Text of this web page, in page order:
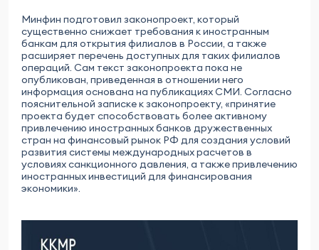
Минфин подготовил законопроект, который
существенно снижает требования к иностранным
банкам для открытия филиалов в России, а также
расширяет перечень доступных для таких филиалов
операций. Сам текст законопроекта пока не
опубликован, приведенная в отношении него
информация основана на публикациях СМИ. Согласно
пояснительной записке к законопроекту, «принятие
проекта будет способствовать более активному
привлечению иностранных банков дружественных
стран на финансовый рынок РФ для создания условий
развития системы международных расчетов в
условиях санкционного давления, а также привлечению
иностранных инвестиций для финансирования
экономики».